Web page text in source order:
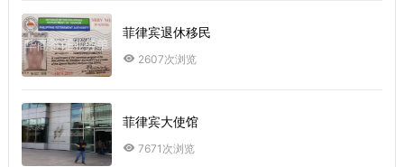
菲律宾退休移民
2607次浏览
菲律宾大使馆
7671次浏览